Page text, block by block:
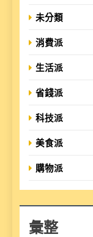
未分類
消費派
生活派
省錢派
科技派
美食派
購物派
彙整